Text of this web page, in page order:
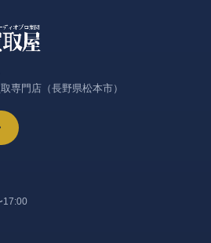
専門店（長野県松本市）
17:00